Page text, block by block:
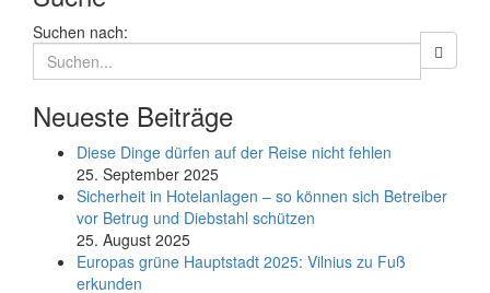
Suchen nach:
Neueste Beiträge
Diese Dinge dürfen auf der Reise nicht fehlen
25. September 2025
Sicherheit in Hotelanlagen – so können sich Betreiber
vor Betrug und Diebstahl schützen
25. August 2025
Europas grüne Hauptstadt 2025: Vilnius zu Fuß
erkunden